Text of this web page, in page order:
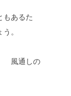
もあるた
。
風通しの